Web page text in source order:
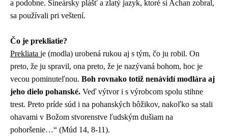
a podobne. Šineársky plášť a zlatý jazyk, ktoré si Achan zobral,
sa používali pri veštení.
Čo je prekliatie?
Prekliata je (modla) urobená rukou aj s tým, čo ju robil. On
preto, že ju spravil, ona preto, že je nazývaná bohom, hoc je
vecou pominuteľnou. Boh rovnako totiž nenávidí modlára aj
jeho dielo pohanské. Veď výtvor i s výrobcom spolu stihne
trest. Preto príde súd i na pohanských bôžikov, nakoľko sa stali
ohavami v Božom stvorenstve ľudským dušiam na
pohoršenie…“ (Múd 14, 8-11).